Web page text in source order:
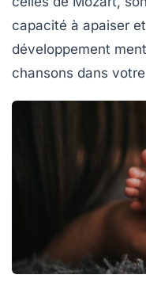
capacité à apaiser
développement
chansons dans